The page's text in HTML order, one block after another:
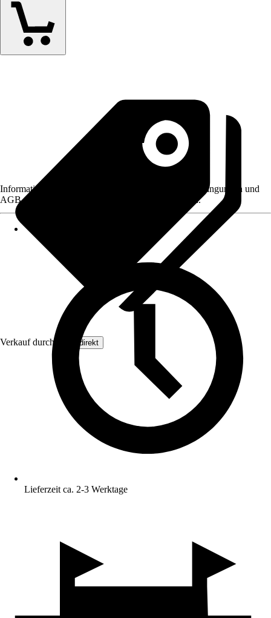
Verkauf durch: Floordirekt
Informationen des Verkäufers, wie z. B. Rückgabebedingungen und
AGB, finden Sie bei Klick auf den Verkäufernamen.
Lieferzeit ca. 2-3 Werktage